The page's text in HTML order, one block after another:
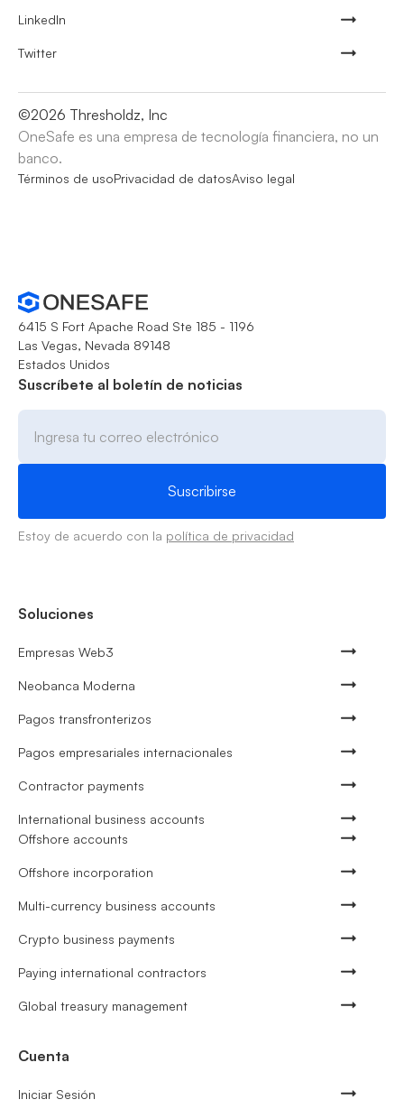
LinkedIn
Twitter
©2026 Thresholdz, Inc
OneSafe es una empresa de tecnología financiera, no un
banco.
Términos de usoPrivacidad de datosAviso legal
6415 S Fort Apache Road Ste 185 - 1196
Las Vegas, Nevada 89148
Estados Unidos
Suscríbete al boletín de noticias
Estoy de acuerdo con la política de privacidad
Soluciones
Empresas Web3
Neobanca Moderna
Pagos transfronterizos
Pagos empresariales internacionales
Contractor payments
International business accounts
Offshore accounts
Offshore incorporation
Multi-currency business accounts
Crypto business payments
Paying international contractors
Global treasury management
Cuenta
Iniciar Sesión